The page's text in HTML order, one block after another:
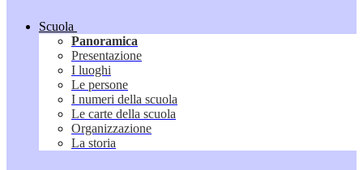
Scuola
Panoramica
Presentazione
I luoghi
Le persone
I numeri della scuola
Le carte della scuola
Organizzazione
La storia